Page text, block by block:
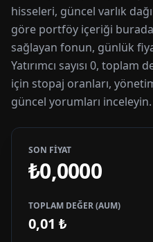
hisseleri, güncel varlık
göre portföy içeriği
sağlayan fonun, günlük
Yatırımcı sayısı 0,
için stopaj oranları,
güncel yorumları inceleyin.
SON FİYAT
₺0,0000
TOPLAM DEĞER (AUM)
0,01 ₺